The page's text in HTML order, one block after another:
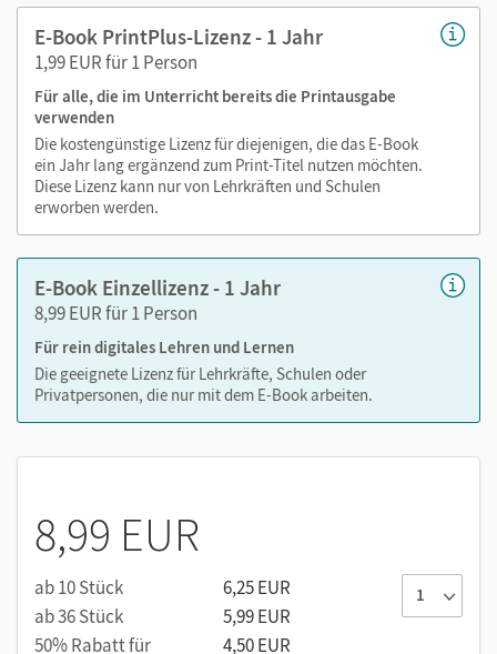
Notizen erstellen
Markierungen setzen
Text ergänzen
Lesezeichen hinzufügen
Suchen im Text
Zoomen
E-Book PrintPlus-Lizenz - 1 Jahr
1,99 EUR für 1 Person
Für alle, die im Unterricht bereits die Printausgabe
verwenden
Die kostengünstige Lizenz für diejenigen, die das E-Book
ein Jahr lang ergänzend zum Print-Titel nutzen möchten.
Diese Lizenz kann nur von Lehrkräften und Schulen
erworben werden.
E-Book Einzellizenz - 1 Jahr
8,99 EUR für 1 Person
Für rein digitales Lehren und Lernen
Die geeignete Lizenz für Lehrkräfte, Schulen oder
Privatpersonen, die nur mit dem E-Book arbeiten.
8,99 EUR
ab 10 Stück
6,25 EUR
ab 36 Stück
5,99 EUR
50% Rabatt für
4,50 EUR